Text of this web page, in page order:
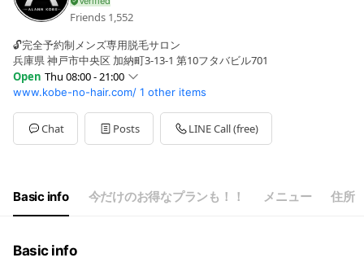
Friends 1,552
🔓完全予約制メンズ専用脱毛サロン
兵庫県 神戸市中央区 加納町3-13-1 第10フタバビル701
Open Thu 08:00 - 21:00
Sun08:00 - 21:00
Mon08:00 - 21:00
Tue08:00 - 21:00
Wed08:00 - 21:00
08:00 - 21:00,00:00 - 00:00
時間外ご予約もご相談OKです🙆‍♀️
www.kobe-no-hair.com/ 1 other items
Chat Posts LINE Call (free)
Basic info 今だけのお得なプランも！！ メニュー 住所
Basic info